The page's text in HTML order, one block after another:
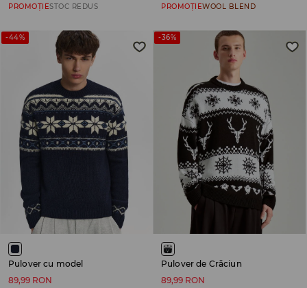
PROMOȚIESTOC REDUS PROMOȚIEWOOL BLEND
-44%
Pulover cu model
89,99 RON
-36%
Pulover de Crăciun
89,99 RON